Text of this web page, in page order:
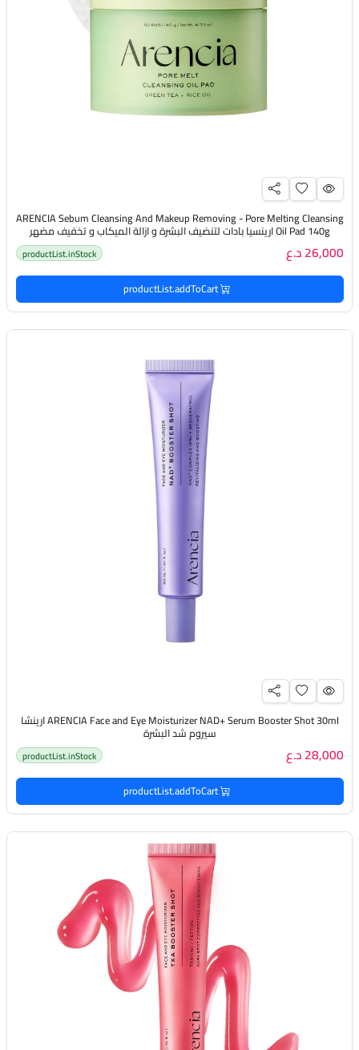
ARENCIA Sebum Cleansing And Makeup Removing - Pore Melting Cleansing
Oil Pad 140g ارينسيا بادات لتنضيف البشرة و ازالة الميكاب و تخفيف مضهر
26,000 د.ع productList.inStock
productList.addToCart
ARENCIA Face and Eye Moisturizer NAD+ Serum Booster Shot 30ml ارينشا
سيروم شد البشرة
28,000 د.ع productList.inStock
productList.addToCart